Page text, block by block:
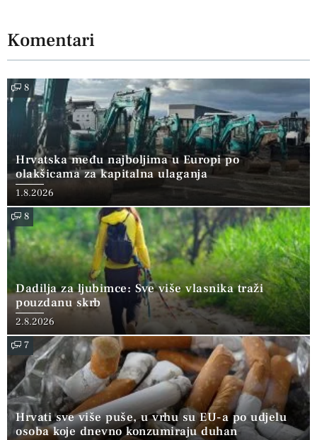
Komentari
8
Hrvatska među najboljima u Europi po
olakšicama za kapitalna ulaganja
1.8.2026
8
Dadilja za ljubimce: Sve više vlasnika traži
pouzdanu skrb
2.8.2026
7
Hrvati sve više puše, u vrhu su EU-a po udjelu
osoba koje dnevno konzumiraju duhan